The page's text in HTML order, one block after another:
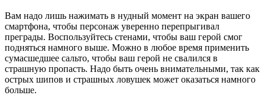
Вам надо лишь нажимать в нудный момент на экран вашего
смартфона, чтобы персонаж уверенно перепрыгивал
преграды. Воспользуйтесь стенами, чтобы ваш герой смог
подняться намного выше. Можно в любое время применить
сумасшедшее сальто, чтобы ваш герой не свалился в
страшную пропасть. Надо быть очень внимательными, так как
острых шипов и страшных ловушек может оказаться намного
больше.